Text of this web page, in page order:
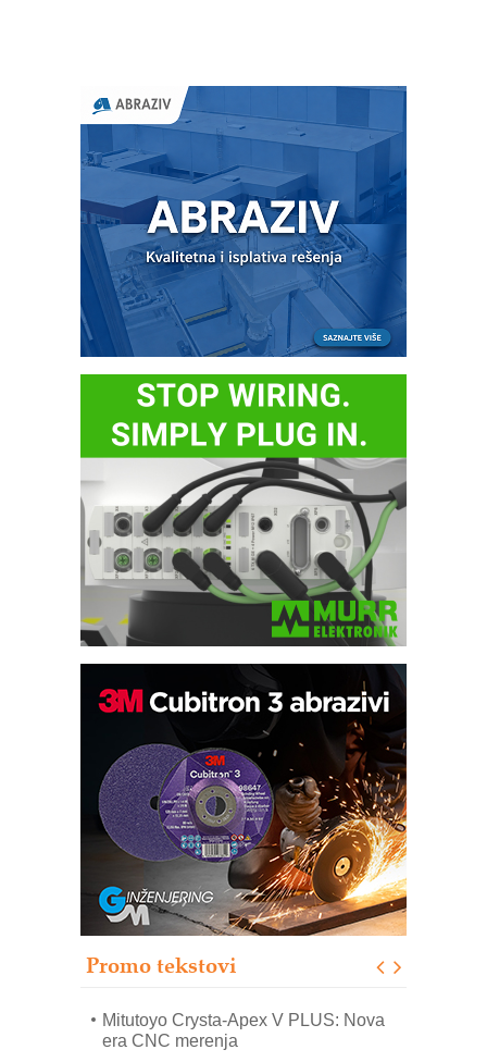
Promo tekstovi
Automatizacija pakovanja · Display
(Shelf-Ready) omotnice
Potpuna efikasnost bez složenih
sistema
Trajna oznaka kao dugoročna korist
Bezbednost na prvom mestu!
IB BLUMENAUER - više od 40 godina
poverenja u industriji
Art Utopia Studio – vizuelne priče
Mitutoyo Crysta-Apex V PLUS: Nova
era CNC merenja